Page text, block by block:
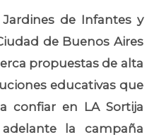
de Infantes y
de Buenos Aires
propuestas de alta
educativas que
confiar en LA Sortija
la campaña